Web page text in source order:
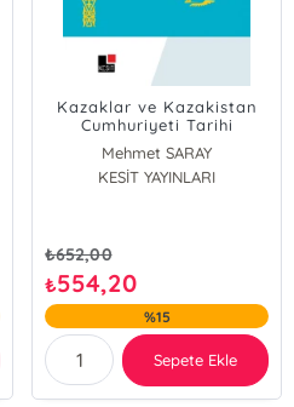
Kazaklar ve Kazakistan
Cumhuriyeti Tarihi
Mehmet SARAY
KESİT YAYINLARI
₺652,00
₺554,20
%15
Sepete Ekle